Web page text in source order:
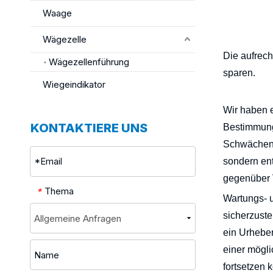
Waage
Wägezelle
Wägezellenführung
Wiegeindikator
KONTAKTIERE UNS
* Thema
Die
sparen.
Wir haben
sondern
gegenüber
Wartungs-
ein
einer
fortsetzen